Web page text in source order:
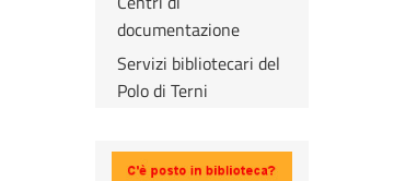
documentazione
Servizi bibliotecari del
Polo di Terni